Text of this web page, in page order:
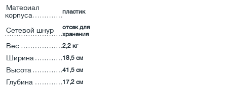
Материал
корпуса
пластик
Сетевой шнур
отсек для
хранения
Вес 2,2 кг
Ширина 18,5 см
Высота 41,5 см
Глубина 17,2 см